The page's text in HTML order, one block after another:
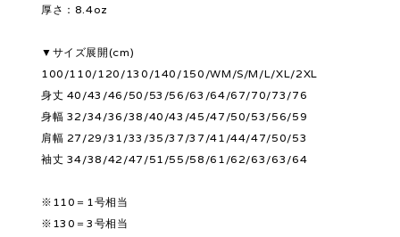
厚さ：8.4oz
▼サイズ展開(cm)
100/110/120/130/140/150/WM/S/M/L/XL/2XL
身丈 40/43/46/50/53/56/63/64/67/70/73/76
身幅 32/34/36/38/40/43/45/47/50/53/56/59
肩幅 27/29/31/33/35/37/37/41/44/47/50/53
袖丈 34/38/42/47/51/55/58/61/62/63/63/64
※110＝1号相当
※130＝3号相当